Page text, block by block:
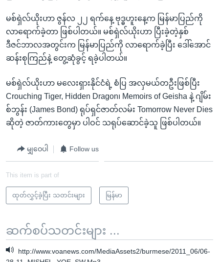
မစ်ရှဲလ်ယိုးဟာ ဇွန်လ ၂၂ ရက်နေ့ ဗုဒ္ဓဟူးနေ့က မြန်မာပြည်ကို
လာရောက်ခဲ့တာ ဖြစ်ပါတယ်။ မစ်ရှဲလ်ယိုးဟာ ပြီးခဲ့တဲ့နှစ်
ဒီဇင်ဘာလအတွင်းက မြန်မာပြည်ကို လာရောက်ခဲ့ပြီး ဒေါ်အောင်
ဆန်းစုကြည်နဲ့ တွေ့ဆုံခွင့် ရခဲ့ပါတယ်။
မစ်ရှဲလ်ယိုးဟာ မလေးရှားနိုင်ငံရဲ့ စံပြ အလှမယ်တဦးဖြစ်ပြီး
Crouching Tiger, Hidden Dragon၊ Memoirs of Geisha နဲ့ ဂျိမ်း
စ်ဘွန်း (James Bond) ရုပ်ရှင်ဇာတ်လမ်း Tomorrow Never Dies
ဆိုတဲ့ ဇာတ်ကားတွေမှာ ပါဝင် သရုပ်ဆောင်ခဲ့သူ ဖြစ်ပါတယ်။
မျှဝေပါ Follow us
This item is part of
ထုတ်လွှင့်ခဲ့ပြီး သတင်းများ မြန်မာ
ဆက်စပ်သတင်းများ ...
http://www.voanews.com/MediaAssets2/burmese/2011_06/06-